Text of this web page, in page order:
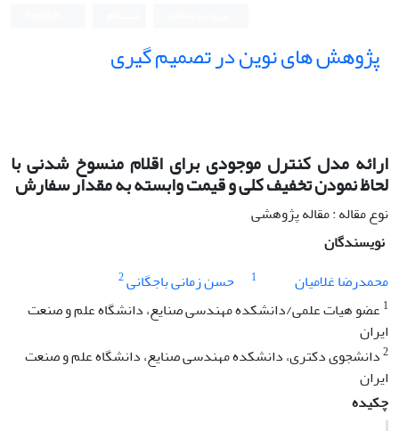
پژوهش های نوین در تصمیم گیری
ارائه مدل کنترل موجودی برای اقلام منسوخ شدنی با
لحاظ نمودن تخفیف کلی و قیمت وابسته به مقدار سفارش
نوع مقاله : مقاله پژوهشی
نویسندگان
محمدرضا غلامیان
1 حسن زمانی باجگانی2
1 عضو هیات علمی/دانشکده مهندسی صنایع، دانشگاه علم و صنعت
ایران
2دانشجوی دکتری، دانشکده مهندسی صنایع، دانشگاه علم و صنعت
ایران
چکیده